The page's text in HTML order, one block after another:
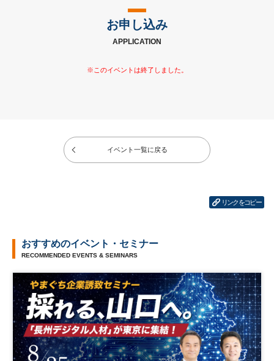
お申し込み
APPLICATION
イベント一覧に戻る
リンクをコピー
おすすめのイベント・セミナー
RECOMMENDED EVENTS & SEMINARS